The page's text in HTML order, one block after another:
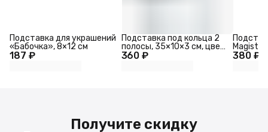
187 ₽
Подставка для украшений
«Бабочка», 8×12 см
360 ₽
Подставка под кольца 2
полосы, 35×10×3 см, цвет
чёрный
380 ₽
Magistro
мрамор,
Получите скидку